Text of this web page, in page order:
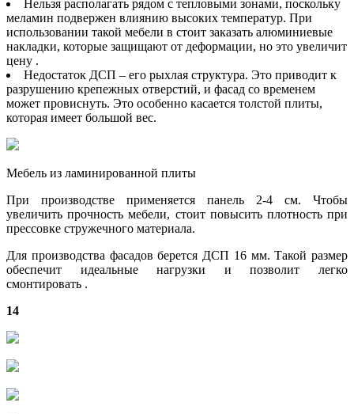
Нельзя располагать рядом с тепловыми зонами, поскольку
меламин подвержен влиянию высоких температур. При
использовании такой мебели в стоит заказать алюминиевые
накладки, которые защищают от деформации, но это увеличит
цену .
Недостаток ДСП – его рыхлая структура. Это приводит к
разрушению крепежных отверстий, и фасад со временем
может провиснуть. Это особенно касается толстой плиты,
которая имеет большой вес.
Мебель из ламинированной плиты
При производстве применяется панель 2-4 см. Чтобы
увеличить прочность мебели, стоит повысить плотность при
прессовке стружечного материала.
Для производства фасадов берется ДСП 16 мм. Такой размер
обеспечит идеальные нагрузки и позволит легко
смонтировать .
14